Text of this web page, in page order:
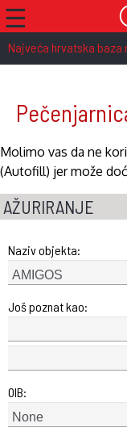
☰
Najveća hrvatska
Molimo vas da ne
(Autofill) jer može
AŽURIRANJE
Naziv objekta:
Još poznat kao:
OIB: